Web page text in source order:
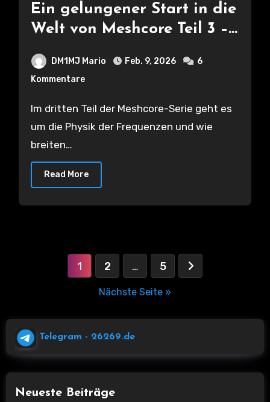
Ein gelungener Start in die
Welt von Meshcore Teil 3 –
Ausbreitung – Physik ist
DM1MJ Mario Feb. 9, 2026
6
Kommentare
Im dritten Teil der Meshcore-Serie geht es
um die Physik der Frequenzen und wie
breiten…
Read More
Seitennummerierung
Beiträge
1 2 … 5
Nächste Seite »
Telegram - 26269.de
Neueste Beiträge